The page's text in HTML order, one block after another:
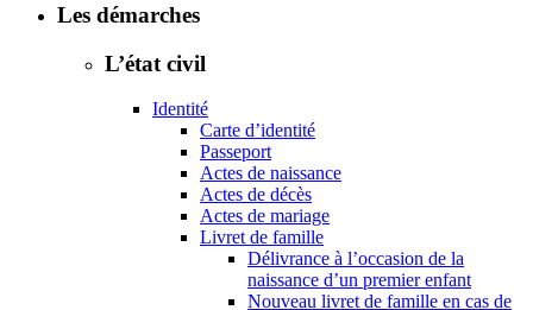
Les démarches
L’état civil
Identité
Carte d’identité
Passeport
Actes de naissance
Actes de décès
Actes de mariage
Livret de famille
Délivrance à l’occasion de la
naissance d’un premier enfant
Nouveau livret de famille en cas de